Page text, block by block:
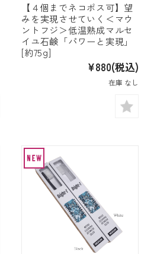
【４個までネコポス可】望
みを実現させていく＜マウ
ントフジ＞低温熟成マルセ
イユ石鹸「パワーと実現」
[約75g]
¥880(税込)
在庫 なし